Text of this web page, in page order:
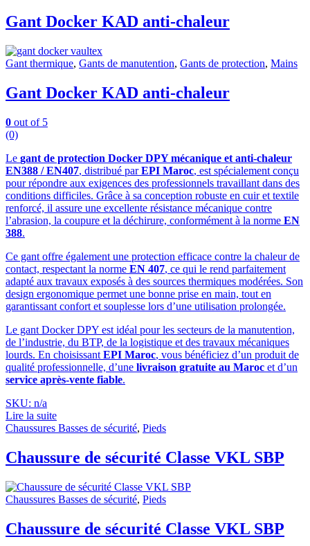
Gant Docker KAD anti-chaleur
Gant thermique, Gants de manutention, Gants de protection, Mains
Gant Docker KAD anti-chaleur
0 out of 5
(0)
Le gant de protection Docker DPY mécanique et anti-chaleur
EN388 / EN407, distribué parEPI Maroc, est spécialement conçu
pour répondre aux exigences des professionnels travaillant dans des
conditions difficiles. Grâce à sa conception robuste en cuir et textile
renforcé, il assure une excellente résistance mécanique contre
l’abrasion, la coupure et la déchirure, conformément à la norme EN
388.
Ce gant offre également une protection efficace contre la chaleur de
contact, respectant la norme EN 407, ce qui le rend parfaitement
adapté aux travaux exposés à des sources thermiques modérées. Son
design ergonomique permet une bonne prise en main, tout en
garantissant confort et souplesse lors d’une utilisation prolongée.
Le gant Docker DPY est idéal pour les secteurs de la manutention,
de l’industrie, du BTP, de la logistique et des travaux mécaniques
lourds. En choisissant EPI Maroc, vous bénéficiez d’un produit de
qualité professionnelle, d’une livraison gratuite au Maroc et d’un
service après-vente fiable.
SKU: n/a
Lire la suite
Chaussures Basses de sécurité, Pieds
Chaussure de sécurité Classe VKL SBP
Chaussures Basses de sécurité, Pieds
Chaussure de sécurité Classe VKL SBP